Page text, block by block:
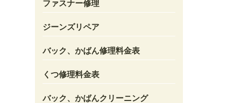
ファスナー修理
ジーンズリペア
バック、かばん修理料金表
くつ修理料金表
バック、かばんクリーニング